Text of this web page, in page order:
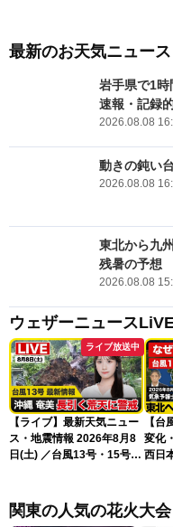
最新のお天気ニュース
岩手県で1
速報・記録
2026.08.08
動きの鈍い
2026.08.08
東北から九
残暑の予想
2026.08.08
ウェザーニュース
ライブ放送中
【ライブ】最新天気ニュー
ス・地震情報 2026年8月8
日(土) ／台風13号・15号
ーニュースLiVEムーン・戸
北美月／芳野達郎〉
【
変化
西日
関東の人気の花火大会